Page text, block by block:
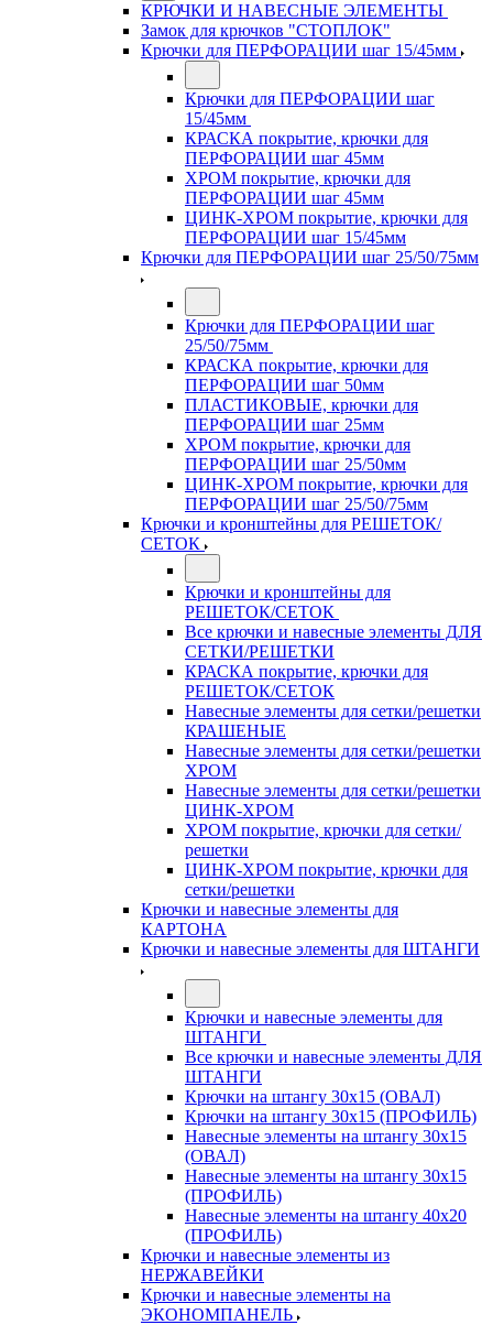
КРЮЧКИ И НАВЕСНЫЕ ЭЛЕМЕНТЫ
Замок для крючков "СТОПЛОК"
Крючки для ПЕРФОРАЦИИ шаг 15/45мм
Крючки для ПЕРФОРАЦИИ шаг
15/45мм
КРАСКА покрытие, крючки для
ПЕРФОРАЦИИ шаг 45мм
ХРОМ покрытие, крючки для
ПЕРФОРАЦИИ шаг 45мм
ЦИНК-ХРОМ покрытие, крючки для
ПЕРФОРАЦИИ шаг 15/45мм
Крючки для ПЕРФОРАЦИИ шаг 25/50/75мм
Крючки для ПЕРФОРАЦИИ шаг
25/50/75мм
КРАСКА покрытие, крючки для
ПЕРФОРАЦИИ шаг 50мм
ПЛАСТИКОВЫЕ, крючки для
ПЕРФОРАЦИИ шаг 25мм
ХРОМ покрытие, крючки для
ПЕРФОРАЦИИ шаг 25/50мм
ЦИНК-ХРОМ покрытие, крючки для
ПЕРФОРАЦИИ шаг 25/50/75мм
Крючки и кронштейны для РЕШЕТОК/
СЕТОК
Крючки и кронштейны для
РЕШЕТОК/СЕТОК
Все крючки и навесные элементы ДЛЯ
СЕТКИ/РЕШЕТКИ
КРАСКА покрытие, крючки для
РЕШЕТОК/СЕТОК
Навесные элементы для сетки/решетки
КРАШЕНЫЕ
Навесные элементы для сетки/решетки
ХРОМ
Навесные элементы для сетки/решетки
ЦИНК-ХРОМ
ХРОМ покрытие, крючки для сетки/
решетки
ЦИНК-ХРОМ покрытие, крючки для
сетки/решетки
Крючки и навесные элементы для
КАРТОНА
Крючки и навесные элементы для ШТАНГИ
Крючки и навесные элементы для
ШТАНГИ
Все крючки и навесные элементы ДЛЯ
ШТАНГИ
Крючки на штангу 30х15 (ОВАЛ)
Крючки на штангу 30х15 (ПРОФИЛЬ)
Навесные элементы на штангу 30х15
(ОВАЛ)
Навесные элементы на штангу 30х15
(ПРОФИЛЬ)
Навесные элементы на штангу 40х20
(ПРОФИЛЬ)
Крючки и навесные элементы из
НЕРЖАВЕЙКИ
Крючки и навесные элементы на
ЭКОНОМПАНЕЛЬ